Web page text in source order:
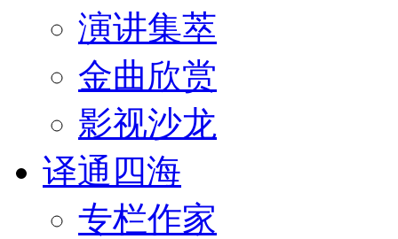
演讲集萃
金曲欣赏
影视沙龙
译通四海
专栏作家